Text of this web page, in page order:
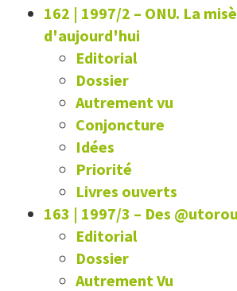
162 | 1997/2 – ONU. La
d'aujourd'hui
Editorial
Dossier
Autrement vu
Conjoncture
Idées
Priorité
Livres ouverts
163 | 1997/3 – Des
Editorial
Dossier
Autrement Vu